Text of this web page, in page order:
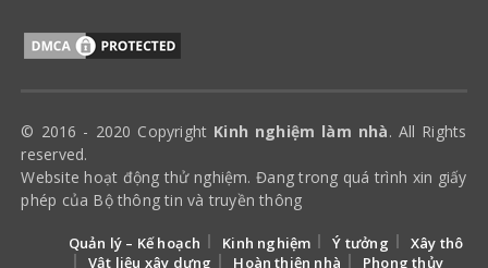
© 2016 - 2020 Copyright Kinh nghiệm làm nhà. All Rights
reserved.
Website hoạt động thử nghiệm. Đang trong quá trình xin giấy
phép của Bộ thông tin và truyền thông
Quản lý – Kế hoạch Kinh nghiệm Ý tưởng
Xây thô
Vật liệu xây dựng
Hoàn thiện nhà Phong thủy